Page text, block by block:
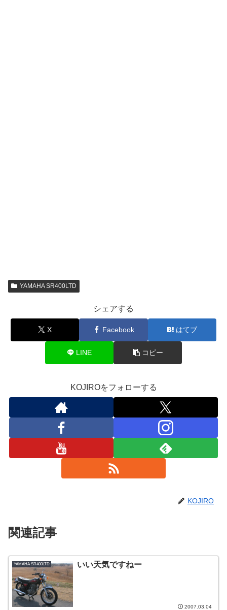
YAMAHA SR400LTD
シェアする
X Facebook はてブ
LINE コピー
KOJIROをフォローする
KOJIRO
関連記事
YAMAHA SR400LTD いい天気ですねー
2007.03.04